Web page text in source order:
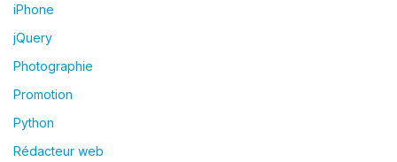
iPhone
jQuery
Photographie
Promotion
Python
Rédacteur web